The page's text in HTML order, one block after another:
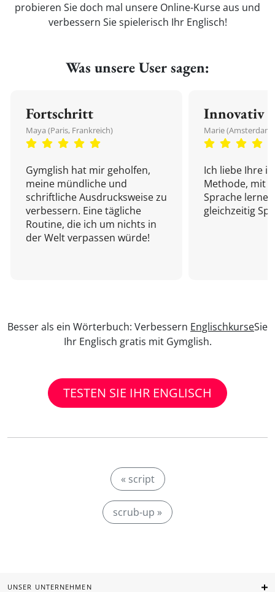
probieren Sie doch mal unsere Online-Kurse aus und
verbessern Sie spielerisch Ihr Englisch!
Was unsere User sagen:
Fortschritt
Maya (Paris, Frankreich)
Gymglish hat mir geholfen,
meine mündliche und
schriftliche Ausdrucksweise zu
verbessern. Eine tägliche
Routine, die ich um nichts in
der Welt verpassen würde!
Innovativ
Marie
Ich liebe Ihre
Methode, mit
Sprache
gleichzeitig
Besser als ein Wörterbuch: Verbessern EnglischkurseSie
Ihr Englisch gratis mit Gymglish.
TESTEN SIE IHR ENGLISCH
« script
scrub-up »
UNSER UNTERNEHMEN